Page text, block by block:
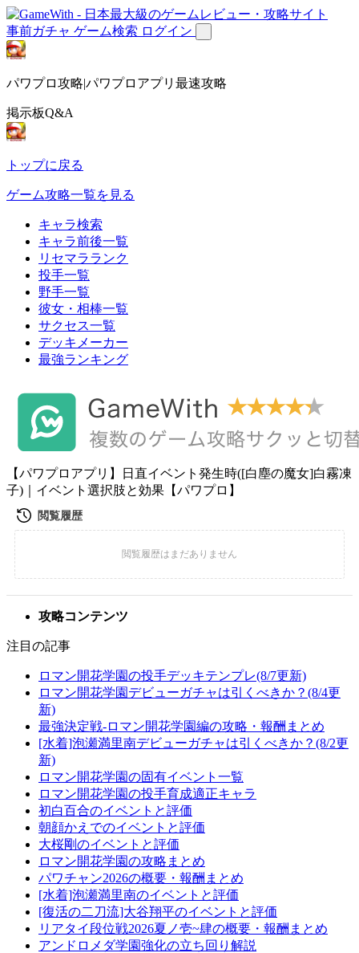
事前ガチャ ゲーム検索 ログイン
パワプロ攻略|パワプロアプリ最速攻略
掲示板Q&A
トップに戻る
ゲーム攻略一覧を見る
キャラ検索
キャラ前後一覧
リセマラランク
投手一覧
野手一覧
彼女・相棒一覧
サクセス一覧
デッキメーカー
最強ランキング
【パワプロアプリ】日直イベント発生時([白塵の魔女]白霧凍
子)｜イベント選択肢と効果【パワプロ】
攻略コンテンツ
注目の記事
ロマン開花学園の投手デッキテンプレ(8/7更新)
ロマン開花学園デビューガチャは引くべきか？(8/4更
新)
最強決定戦-ロマン開花学園編の攻略・報酬まとめ
[水着]泡瀬満里南デビューガチャは引くべきか？(8/2更
新)
ロマン開花学園の固有イベント一覧
ロマン開花学園の投手育成適正キャラ
初白百合のイベントと評価
朝顔かえでのイベントと評価
大桜剛のイベントと評価
ロマン開花学園の攻略まとめ
パワチャン2026の概要・報酬まとめ
[水着]泡瀬満里南のイベントと評価
[復活の二刀流]大谷翔平のイベントと評価
リアタイ段位戦2026夏ノ壱~肆の概要・報酬まとめ
アンドロメダ学園強化の立ち回り解説